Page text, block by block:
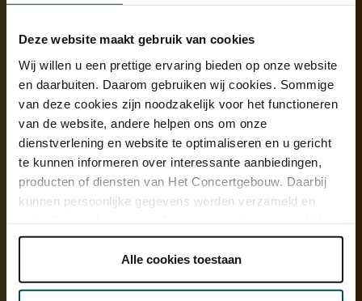
Deze website maakt gebruik van cookies
Wij willen u een prettige ervaring bieden op onze website
en daarbuiten. Daarom gebruiken wij cookies. Sommige
van deze cookies zijn noodzakelijk voor het functioneren
van de website, andere helpen ons om onze
dienstverlening en website te optimaliseren en u gericht
te kunnen informeren over interessante aanbiedingen,
producten of diensten van Het Concertgebouw. Daarbij
kunnen persoonlijke gegevens worden verzameld en
onder 'aanpassen' zelf welke cookies wij mogen
Lees onze cookieverklaring hier. Lees onze
Alle cookies toestaan
Ethel Smyth.’
Prachtig medium
Krijgh selecteert ook de teksten die zangeres Ulla Pilz straks op het
podium zal voordragen. ‘Dat kunnen fragmenten uit brieven zijn,
verhalen of anekdotes. De teksten geven woorden aan de muziek.
Ze gaan over romantiek, over verlangens, maar ook over twijfels en
onzekerheden. Muziek is een prachtig medium: ze kan al die
verschillende emoties tot uitdrukking brengen.’